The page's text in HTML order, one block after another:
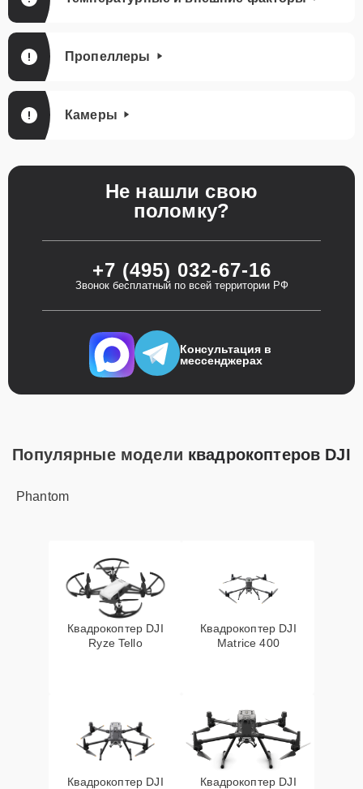
Пропеллеры
Камеры
Не нашли свою
поломку?
+7 (495) 032-67-16
Звонок бесплатный по всей территории РФ
Консультация в
мессенджерах
Популярные модели квадрокоптеров DJI
Phantom
Квадрокоптер DJI
Ryze Tello
Квадрокоптер DJI
Matrice 400
Квадрокоптер DJI
Квадрокоптер DJI